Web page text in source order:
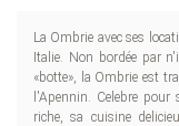
La Ombrie avec ses
Italie. Non bordée par
«botte», la Ombrie est
l'Apennin. Celebre
riche, sa cuisine